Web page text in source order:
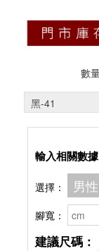
數
輸入相關數
選擇： 男性
腳寬：
建議尺碼：